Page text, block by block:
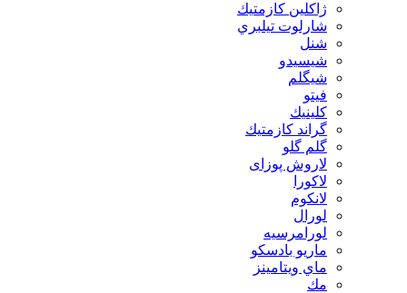
ژاكلين كازمتيك
شارلوت تيلبري
شنل
شيسيدو
شیگلم
فيتو
كلينيك
گراند كازمتيك
گلم گلو
لاروش پوزای
لاكورا
لانكوم
لورال
لورامرسيه
ماريو بادسكو
ماي ويتامينز
مك